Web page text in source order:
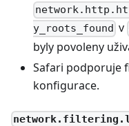
y_roots_found v
byly povoleny
Safari podporuje
konfigurace.